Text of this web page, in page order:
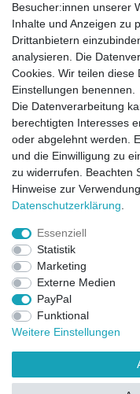
Direktkontakt
Widerrufsrecht
Besucher:innen unserer
Inhalte und Anzeigen zu
Drittanbietern
analysieren. Die
Cookies. Wir teilen diese
Einstellungen benennen.
Die Datenverarbeitung
berechtigten Interesses
oder abgelehnt werden.
und die Einwilligung zu
zu widerrufen. Beachten
Hinweise zur
Daten­schutz­erklärung
Essenziell
Statistik
Marketing
Externe Medien
PayPal
Funktional
Weitere Einstellungen